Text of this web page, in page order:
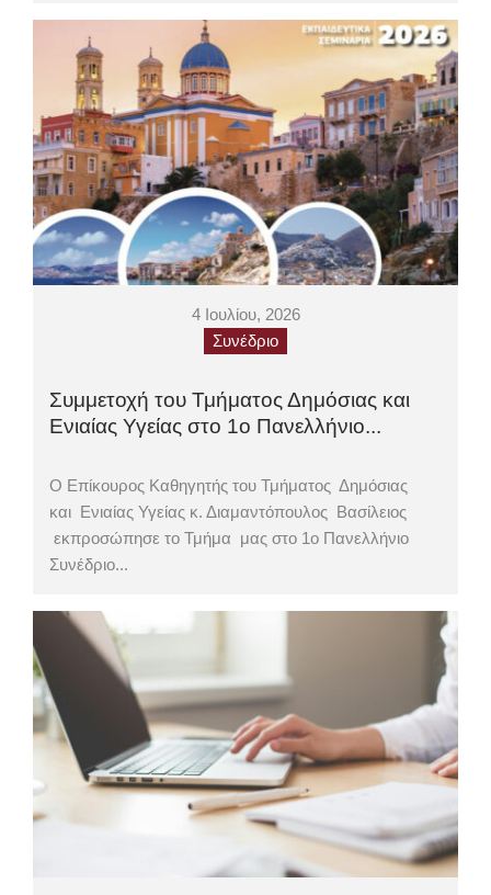
4 Ιουλίου, 2026
Συνέδριο
Συμμετοχή του Τμήματος Δημόσιας και
Ενιαίας Υγείας στο 1o Πανελλήνιο...
Ο Επίκουρος Καθηγητής του Τμήματος Δημόσιας
και Ενιαίας Υγείας κ. Διαμαντόπουλος Βασίλειος
εκπροσώπησε το Τμήμα μας στο 1o Πανελλήνιο
Συνέδριο...